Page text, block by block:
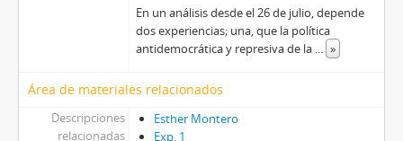
En un análisis desde el 26 de julio, depende
dos experiencias; una, que la política
antidemocrática y represiva de la ... »
Área de materiales relacionados
Descripciones
relacionadas
Esther Montero
Exp. 1